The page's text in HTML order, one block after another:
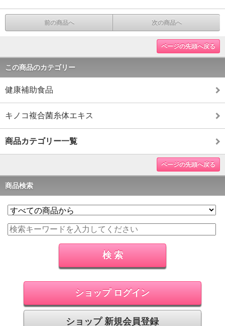
前の商品へ 次の商品へ
ページの先頭へ戻る
この商品のカテゴリー
健康補助食品
キノコ複合菌糸体エキス
商品カテゴリー一覧
ページの先頭へ戻る
商品検索
ショップ ログイン
ショップ 新規会員登録